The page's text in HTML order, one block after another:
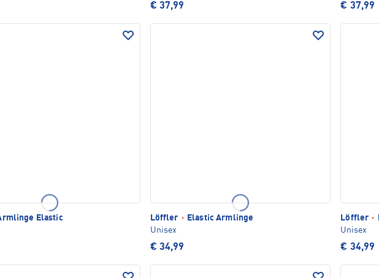
€ 37,99 € 37,99
Elastic
Löffler ·
Elastic Armlinge
Unisex
€ 34,99
Löffler ·
Unisex
€ 34,99